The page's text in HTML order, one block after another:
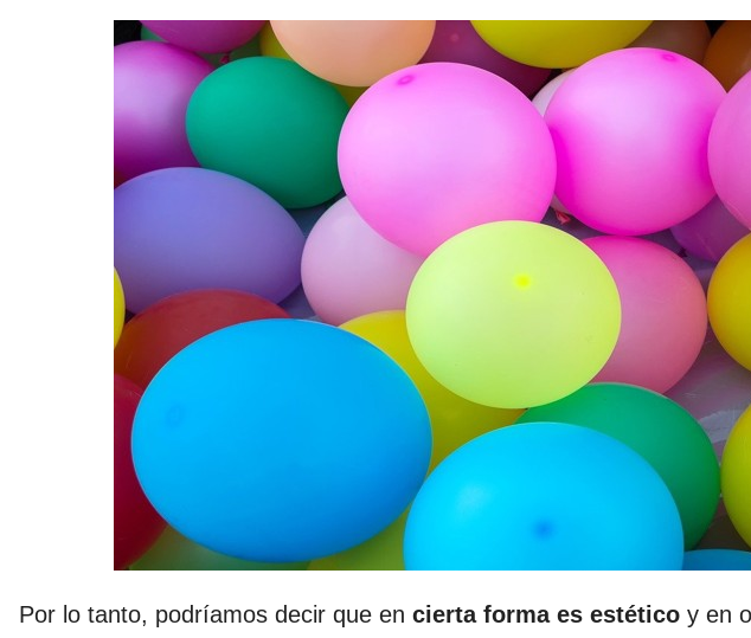
Por lo tanto, podríamos decir que en cierta forma es estético y en